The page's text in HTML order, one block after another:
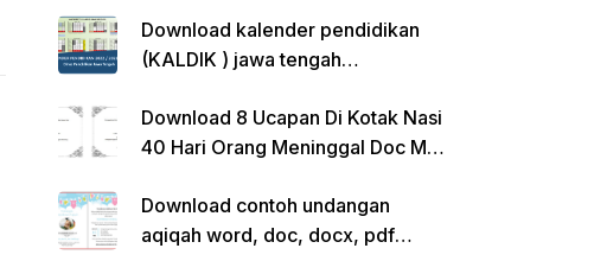
Download kalender pendidikan
(KALDIK ) jawa tengah
Download 8 Ucapan Di Kotak Nasi
40 Hari Orang Meninggal Doc Ms.
Download contoh undangan
aqiqah word, doc, docx, pdf